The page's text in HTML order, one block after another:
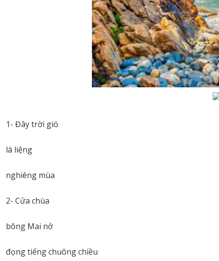
1- Đây trời gió
lá liệng
nghiêng mùa
2- Cửa chùa
bông Mai nở
đọng tiếng chuông chiều